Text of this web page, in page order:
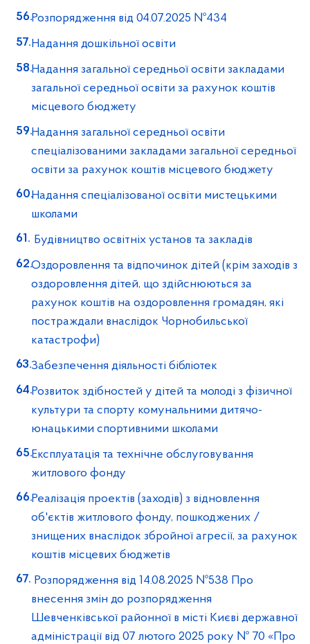
Розпорядження від 04.07.2025 №434
Надання дошкільної освіти
Надання загальної середньої освіти закладами
загальної середньої освіти за рахунок коштів
місцевого бюджету
Надання загальної середньої освіти
спеціалізованими закладами загальної середньої
освіти за рахунок коштів місцевого бюджету
Надання спеціалізованої освіти мистецькими
школами
Будівництво освітніх установ та закладів
Оздоровлення та відпочинок дітей (крім заходів з
оздоровлення дітей, що здійснюються за
рахунок коштів на оздоровлення громадян, які
постраждали внаслідок Чорнобильської
катастрофи)
Забезпечення діяльності бібліотек
Розвиток здібностей у дітей та молоді з фізичної
культури та спорту комунальними дитячо-
юнацькими спортивними школами
Експлуатація та технічне обслуговування
житлового фонду
Реалізація проектів (заходів) з відновлення
об'єктів житлового фонду, пошкоджених /
знищених внаслідок збройної агресії, за рахунок
коштів місцевих бюджетів
Розпорядження від 14.08.2025 №538 Про
внесення змін до розпорядження
Шевченківської районної в місті Києві державної
адміністрації від 07 лютого 2025 року № 70 «Про